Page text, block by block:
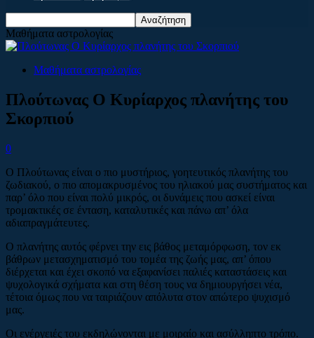
Μαθήματα αστρολογίας
Μαθήματα αστρολογίας
Πλούτωνας Ο Κυρίαρχος πλανήτης του
Σκορπιού
0
Ο Πλούτωνας είναι ο πιο μυστήριος, γοητευτικός πλανήτης του
ζωδιακού, ο πιο απομακρυσμένος του ηλιακού μας συστήματος και
παρ’ όλο που είναι πολύ μικρός, οι δυνάμεις που ασκεί είναι
τρομακτικές σε ένταση, καταλυτικές και πάνω απ’ όλα
αδιαπραγμάτευτες.
Ο πλανήτης αυτός φέρνει την εις βάθος μεταμόρφωση, τον εκ
βάθρων μετασχηματισμό του τομέα της ζωής μας, απ’ όπου
διέρχεται και έχει σκοπό να εξαφανίσει παλιές καταστάσεις και
ψυχολογικά σχήματα και στη θέση τους να δημιουργήσει νέα,
τέτοια όμως που να ταιριάζουν απόλυτα στον απώτερο ψυχισμό
μας.
Οι ενέργειές του εκδηλώνονται με μοιραίο και ασύλληπτο τρόπο.